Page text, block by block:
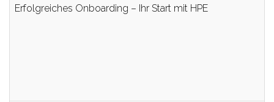
Erfolgreiches Onboarding – Ihr Start mit HPE